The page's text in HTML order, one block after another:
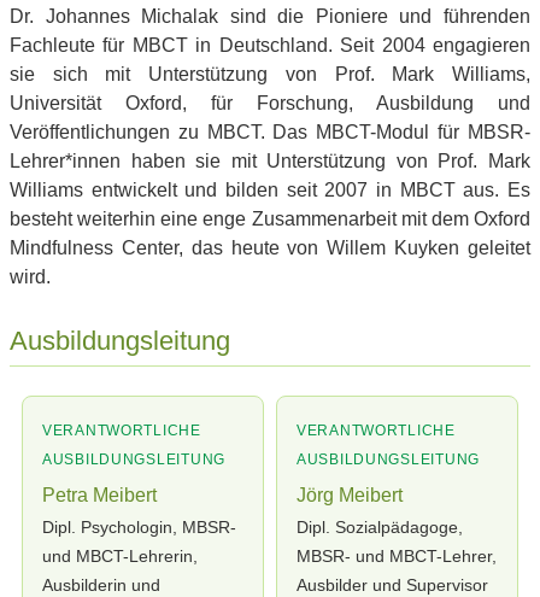
Dr. Johannes Michalak sind die Pioniere und führenden
Fachleute für MBCT in Deutschland. Seit 2004 engagieren
sie sich mit Unterstützung von Prof. Mark Williams,
Universität Oxford, für Forschung, Ausbildung und
Veröffentlichungen zu MBCT. Das MBCT-Modul für MBSR-
Lehrer*innen haben sie mit Unterstützung von Prof. Mark
Williams entwickelt und bilden seit 2007 in MBCT aus. Es
besteht weiterhin eine enge Zusammenarbeit mit dem Oxford
Mindfulness Center, das heute von Willem Kuyken geleitet
wird.
Ausbildungsleitung
VERANTWORTLICHE
AUSBILDUNGSLEITUNG
Petra Meibert
Dipl. Psychologin, MBSR-
und MBCT-Lehrerin,
Ausbilderin und
VERANTWORTLICHE
AUSBILDUNGSLEITUNG
Jörg Meibert
Dipl. Sozialpädagoge,
MBSR- und MBCT-Lehrer,
Ausbilder und Supervisor